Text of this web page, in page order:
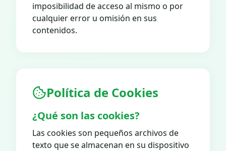
imposibilidad de acceso al mismo o por
cualquier error u omisión en sus
contenidos.
Política de Cookies
¿Qué son las cookies?
Las cookies son pequeños archivos de
texto que se almacenan en su dispositivo